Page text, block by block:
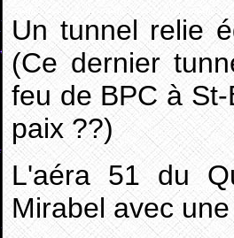
Un tunnel relie
(Ce dernier
feu de BPC à
paix ??)
L'aéra 51 du
Mirabel avec